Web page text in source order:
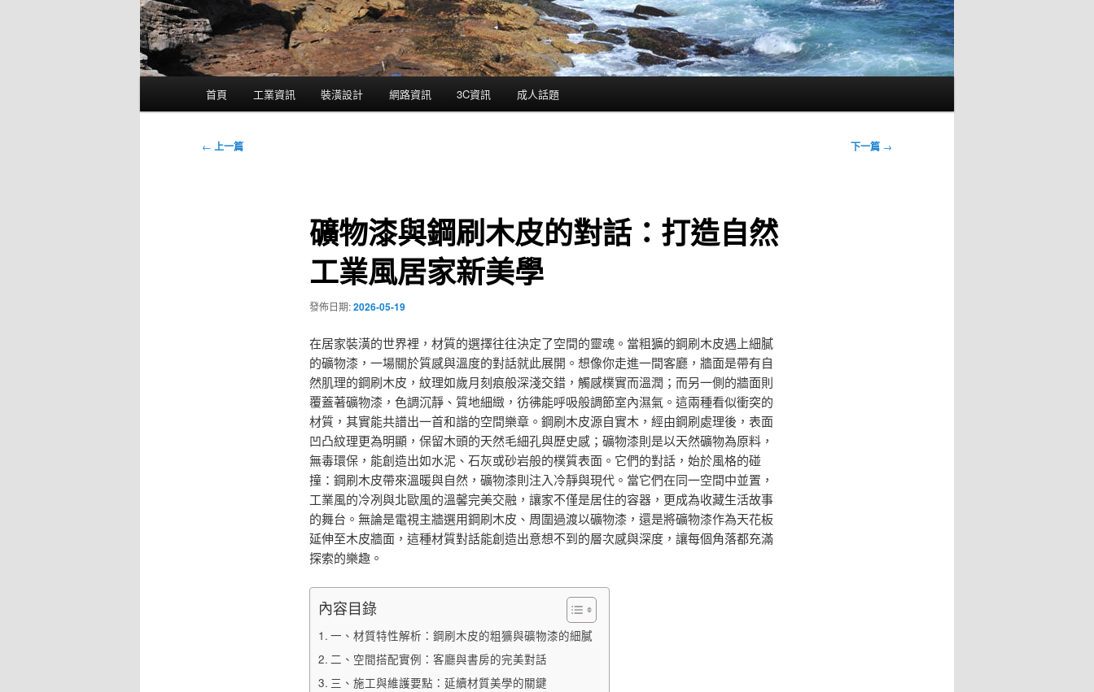
首頁 工業資訊 裝潢設計 網路資訊 3C資訊 成人話題
文
← 上一篇 下一篇 →
礦物漆與鋼刷木皮的對話：打造自然
工業風居家新美學
發佈日期:2026-05-19
在居家裝潢的世界裡，材質的選擇往往決定了空間的靈魂。當粗獷的鋼刷木皮遇上細膩
的礦物漆，一場關於質感與溫度的對話就此展開。想像你走進一間客廳，牆面是帶有自
然肌理的鋼刷木皮，紋理如歲月刻痕般深淺交錯，觸感樸實而溫潤；而另一側的牆面則
覆蓋著礦物漆，色調沉靜、質地細緻，彷彿能呼吸般調節室內濕氣。這兩種看似衝突的
材質，其實能共譜出一首和諧的空間樂章。鋼刷木皮源自實木，經由鋼刷處理後，表面
凹凸紋理更為明顯，保留木頭的天然毛細孔與歷史感；礦物漆則是以天然礦物為原料，
無毒環保，能創造出如水泥、石灰或砂岩般的樸質表面。它們的對話，始於風格的碰
撞：鋼刷木皮帶來溫暖與自然，礦物漆則注入冷靜與現代。當它們在同一空間中並置，
工業風的冷冽與北歐風的溫馨完美交融，讓家不僅是居住的容器，更成為收藏生活故事
的舞台。無論是電視主牆選用鋼刷木皮、周圍過渡以礦物漆，還是將礦物漆作為天花板
延伸至木皮牆面，這種材質對話能創造出意想不到的層次感與深度，讓每個角落都充滿
探索的樂趣。
內容目錄
一、材質特性解析：鋼刷木皮的粗獷與礦物漆的細膩
二、空間搭配實例：客廳與書房的完美對話
三、施工與維護要點：延續材質美學的關鍵